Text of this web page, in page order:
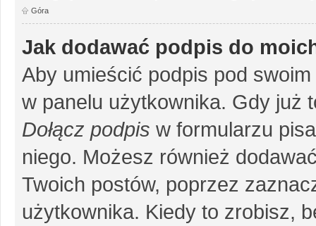
Góra
Jak dodawać podpis do
Aby umieścić podpis pod
w panelu użytkownika. Gdy już
Dołącz podpis w formularzu
niego. Możesz również
Twoich postów, poprzez
użytkownika. Kiedy to zrobisz,